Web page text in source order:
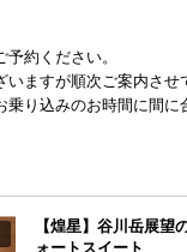
約ください。
ますが順次ご案内させ
り込みのお時間に間
【煌星】谷川岳展望
ォートスイート